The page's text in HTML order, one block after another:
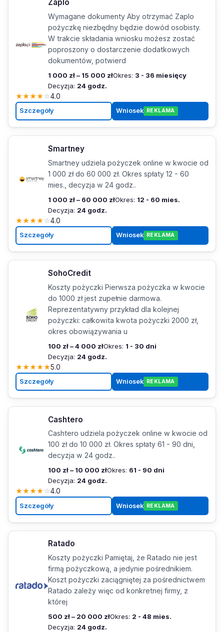
Zaplo
Wymagane dokumenty Aby otrzymać Zaplo
pożyczkę niezbędny będzie dowód osobisty.
W trakcie składania wniosku możesz zostać
poproszony o dostarczenie dodatkowych
dokumentów, potwierd
1 000 zł – 15 000 złOkres: 3 - 36 miesięcy
Decyzja: 24 godz.
★★★★☆4.0
Szczegóły Wniosek REKLAMA
Smartney
Smartney udziela pożyczek online w kwocie od
1 000 zł do 60 000 zł. Okres spłaty 12 - 60
mies., decyzja w 24 godz..
1 000 zł – 60 000 złOkres: 12 - 60 mies.
Decyzja: 24 godz.
★★★★☆4.0
Szczegóły Wniosek REKLAMA
SohoCredit
Koszty pożyczki Pierwsza pożyczka w kwocie
do 1000 zł jest zupełnie darmowa.
Reprezentatywny przykład dla kolejnej
pożyczki: całkowita kwota pożyczki 2000 zł,
okres obowiązywania u
100 zł – 4 000 złOkres: 1 - 30 dni
Decyzja: 24 godz.
★★★★★5.0
Szczegóły Wniosek REKLAMA
Cashtero
Cashtero udziela pożyczek online w kwocie od
100 zł do 10 000 zł. Okres spłaty 61 - 90 dni,
decyzja w 24 godz..
100 zł – 10 000 złOkres: 61 - 90 dni
Decyzja: 24 godz.
★★★★☆4.0
Szczegóły Wniosek REKLAMA
Ratado
Koszty pożyczki Pamiętaj, że Ratado nie jest
firmą pożyczkową, a jedynie pośrednikiem.
Koszt pożyczki zaciągniętej za pośrednictwem
Ratado zależy więc od konkretnej firmy, z
której
500 zł – 20 000 złOkres: 2 - 48 mies.
Decyzja: 24 godz.